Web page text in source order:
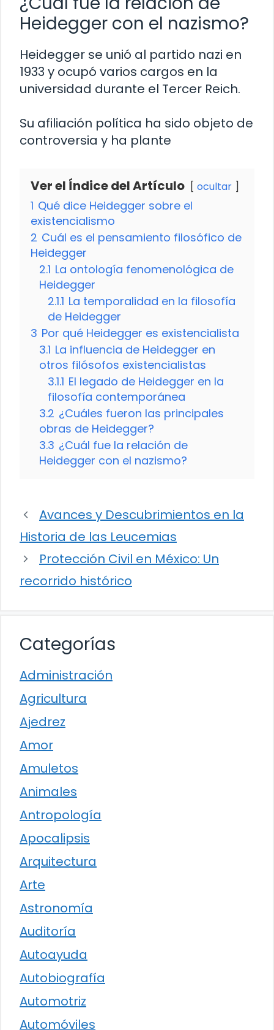
Heidegger con el nazismo?
Heidegger se unió al partido nazi en
1933 y ocupó varios cargos en la
universidad durante el Tercer Reich.
Su afiliación política ha sido objeto de
controversia y ha plante
Ver el Índice del Artículo ocultar
1 Qué dice Heidegger sobre el
existencialismo
2 Cuál es el pensamiento filosófico de
Heidegger
2.1 La ontología fenomenológica de
Heidegger
2.1.1 La temporalidad en la filosofía
de Heidegger
3 Por qué Heidegger es existencialista
3.1 La influencia de Heidegger en
otros filósofos existencialistas
3.1.1 El legado de Heidegger en la
filosofía contemporánea
3.2 ¿Cuáles fueron las principales
obras de Heidegger?
3.3 ¿Cuál fue la relación de
Heidegger con el nazismo?
Avances y Descubrimientos en la
Historia de las Leucemias
Protección Civil en México: Un
recorrido histórico
Categorías
Administración
Agricultura
Ajedrez
Amor
Amuletos
Animales
Antropología
Apocalipsis
Arquitectura
Arte
Astronomía
Auditoría
Autoayuda
Autobiografía
Automotriz
Automóviles